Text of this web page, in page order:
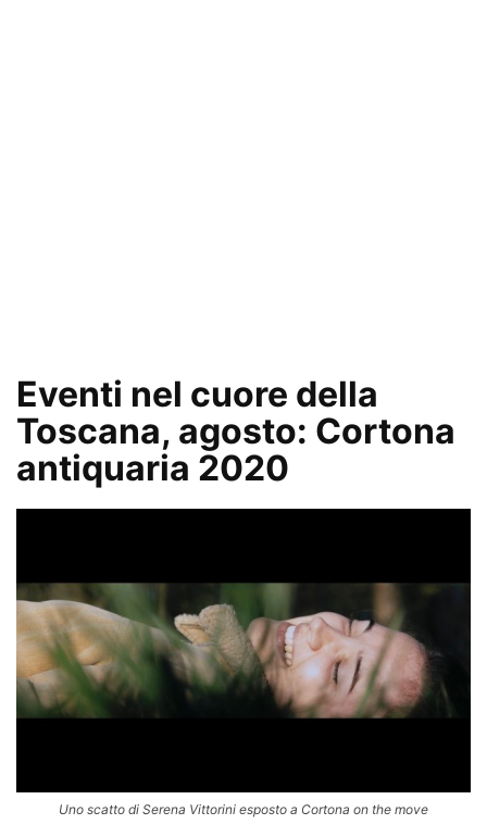
Eventi nel cuore della
Toscana, agosto: Cortona
antiquaria 2020
Uno scatto di Serena Vittorini esposto a Cortona on the move